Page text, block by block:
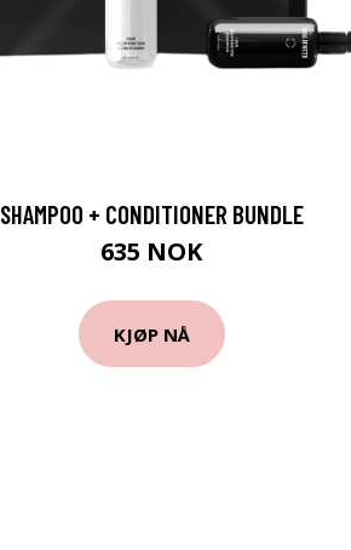
SHAMPOO + CONDITIONER BUNDLE
635 NOK
KJØP NÅ